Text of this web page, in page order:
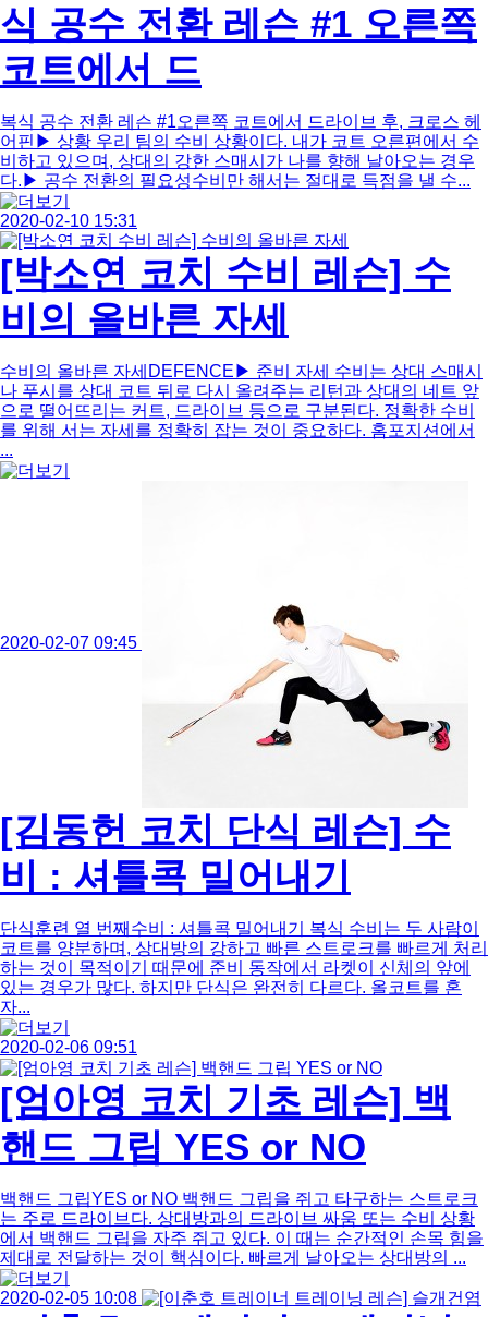
식 공수 전환 레슨 #1 오른쪽
코트에서 드
복식 공수 전환 레슨 #1오른쪽 코트에서 드라이브 후, 크로스 헤
어핀▶ 상황 우리 팀의 수비 상황이다. 내가 코트 오른편에서 수
비하고 있으며, 상대의 강한 스매시가 나를 향해 날아오는 경우
다.​▶ 공수 전환의 필요성수비만 해서는 절대로 득점을 낼 수...
2020-02-10 15:31
[박소연 코치 수비 레슨] 수
비의 올바른 자세
수비의 올바른 자세DEFENCE▶ 준비 자세 수비는 상대 스매시
나 푸시를 상대 코트 뒤로 다시 올려주는 리턴과 상대의 네트 앞
으로 떨어뜨리는 커트, 드라이브 등으로 구분된다. 정확한 수비
를 위해 서는 자세를 정확히 잡는 것이 중요하다. 홈포지션에서
...
2020-02-07 09:45
[김동헌 코치 단식 레슨] 수
비 : 셔틀콕 밀어내기
단식훈련 열 번째수비 : 셔틀콕 밀어내기 복식 수비는 두 사람이
코트를 양분하며, 상대방의 강하고 빠른 스트로크를 빠르게 처리
하는 것이 목적이기 때문에 준비 동작에서 라켓이 신체의 앞에
있는 경우가 많다. 하지만 단식은 완전히 다르다. 올코트를 혼
자...
2020-02-06 09:51
[엄아영 코치 기초 레슨] 백
핸드 그립 YES or NO
백핸드 그립YES or NO 백핸드 그립을 쥐고 타구하는 스트로크
는 주로 드라이브다. 상대방과의 드라이브 싸움 또는 수비 상황
에서 백핸드 그립을 자주 쥐고 있다. 이 때는 순간적인 손목 힘을
제대로 전달하는 것이 핵심이다. 빠르게 날아오는 상대방의 ...
2020-02-05 10:08